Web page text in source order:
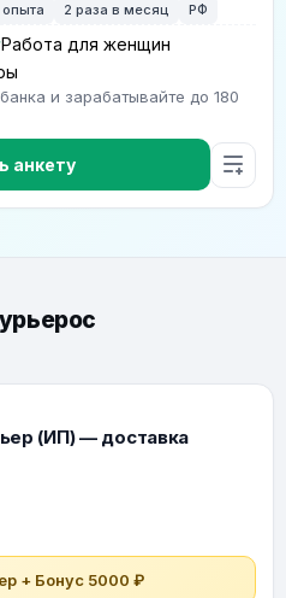
опыта 2 раза в месяц РФ
Работа для женщин
и зарабатывайте до 180
анкету
(ИП) — доставка
+ Бонус 5000 ₽